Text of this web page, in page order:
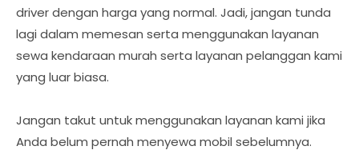
driver dengan harga yang normal. Jadi, jangan tunda
lagi dalam memesan serta menggunakan layanan
sewa kendaraan murah serta layanan pelanggan kami
yang luar biasa.
Jangan takut untuk menggunakan layanan kami jika
Anda belum pernah menyewa mobil sebelumnya.